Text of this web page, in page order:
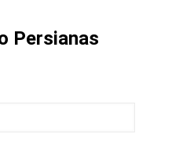
Persianas